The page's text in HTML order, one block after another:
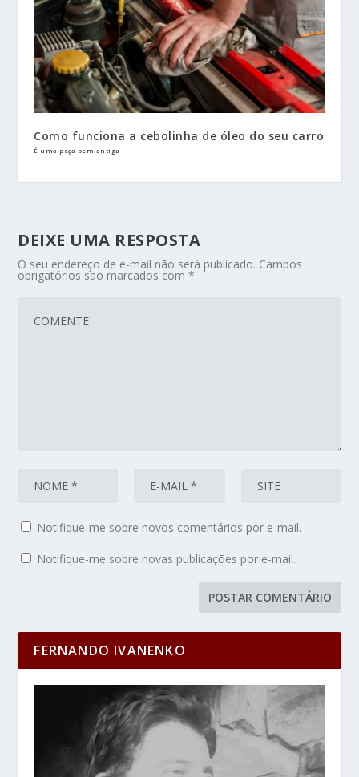
Como funciona a cebolinha de óleo do seu carro
É uma peça bem antiga
DEIXE UMA RESPOSTA
O seu endereço de e-mail não será publicado. Campos
obrigatórios são marcados com*
Notifique-me sobre novos comentários por e-mail.
Notifique-me sobre novas publicações por e-mail.
FERNANDO IVANENKO